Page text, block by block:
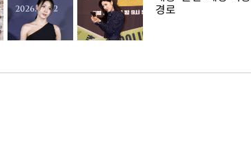
경로